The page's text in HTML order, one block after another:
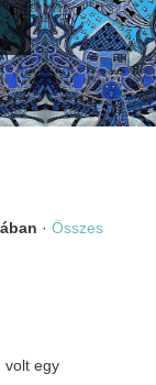
· Összes
volt egy